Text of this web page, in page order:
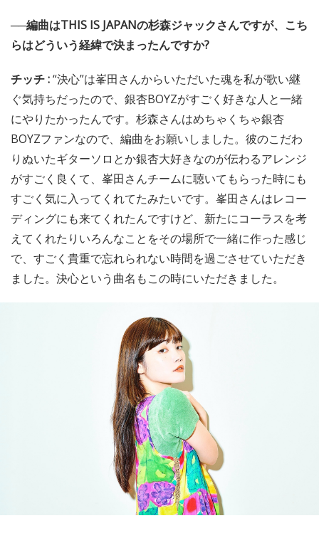
──編曲はTHIS IS JAPANの杉森ジャックさんですが、こち
らはどういう経緯で決まったんですか?
チッチ :“決心”は峯田さんからいただいた魂を私が歌い継
ぐ気持ちだったので、銀杏BOYZがすごく好きな人と一緒
にやりたかったんです。杉森さんはめちゃくちゃ銀杏
BOYZファンなので、編曲をお願いしました。彼のこだわ
りぬいたギターソロとか銀杏大好きなのが伝わるアレンジ
がすごく良くて、峯田さんチームに聴いてもらった時にも
すごく気に入ってくれてたみたいです。峯田さんはレコー
ディングにも来てくれたんですけど、新たにコーラスを考
えてくれたりいろんなことをその場所で一緒に作った感じ
で、すごく貴重で忘れられない時間を過ごさせていただき
ました。決心という曲名もこの時にいただきました。